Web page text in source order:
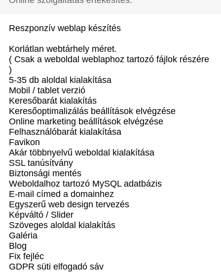
Reszponzív weblap készítés
Korlátlan webtárhely méret.
( Csak a weboldal weblaphoz tartozó fájlok részére
)
5-35 db aloldal kialakítása
Mobil / tablet verzió
Keresőbarát kialakítás
Keresőoptimalizálás beállítások elvégzése
Online marketing beállítások elvégzése
Felhasználóbarát kialakítása
Favikon
Akár többnyelvű weboldal kialakítása
SSL tanúsítvány
Biztonsági mentés
Weboldalhoz tartozó MySQL adatbázis
E-mail címed a domainhez
Egyszerű web design tervezés
Képváltó / Slider
Szöveges aloldal kialakítás
Galéria
Blog
Fix fejléc
GDPR süti elfogadó sáv